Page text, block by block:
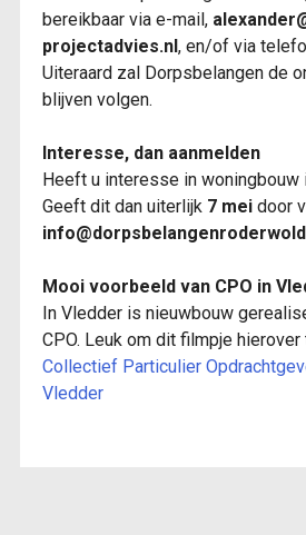
bereikbaar via e-mail,
projectadvies.nl, en/of via
Uiteraard zal Dorpsbelangen de
blijven volgen.
Interesse, dan aanmelden
Heeft u interesse in woningbouw
Geeft dit dan uiterlijk 7 meidoor
Mooi voorbeeld van CPO in
In Vledder is nieuwbouw
CPO. Leuk om dit filmpje hierover
Collectief Particulier
Vledder